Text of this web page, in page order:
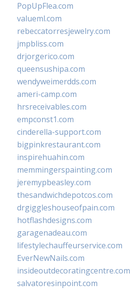
PopUpFlea.com
valueml.com
rebeccatorresjewelry.com
jmpbliss.com
drjorgerico.com
queensushipa.com
wendyweimerdds.com
ameri-camp.com
hrsreceivables.com
empconst1.com
cinderella-support.com
bigpinkrestaurant.com
inspirehuahin.com
memmingerspainting.com
jeremypbeasley.com
thesandwichdepotcos.com
drgiggleshouseofpain.com
hotflashdesigns.com
garagenadeau.com
lifestylechauffeurservice.com
EverNewNails.com
insideoutdecoratingcentre.com
salvatoresinpoint.com